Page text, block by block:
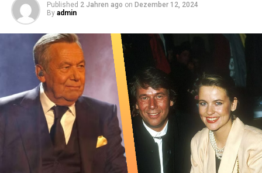
Published 2 Jahren ago on Dezember 12, 2024
By admin